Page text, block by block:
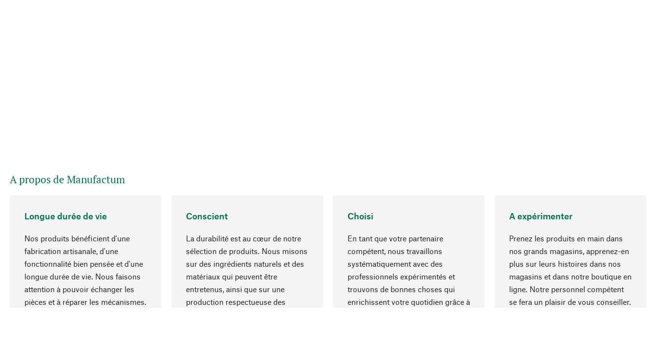
A propos de Manufactum
Longue durée de vie
Nos produits bénéficient d'une
fabrication artisanale, d'une
fonctionnalité bien pensée et d'une
longue durée de vie. Nous faisons
attention à pouvoir échanger les
pièces et à réparer les mécanismes.
Conscient
La durabilité est au cœur de notre
sélection de produits. Nous misons
sur des ingrédients naturels et des
matériaux qui peuvent être
entretenus, ainsi que sur une
production respectueuse des
Choisi
En tant que votre partenaire
compétent, nous travaillons
systématiquement avec des
professionnels expérimentés et
trouvons de bonnes choses qui
enrichissent votre quotidien grâce à
A expérimenter
Prenez les produits en main dans
nos grands magasins, apprenez-en
plus sur leurs histoires dans nos
magasins et dans notre boutique en
ligne. Notre personnel compétent
se fera un plaisir de vous conseiller.